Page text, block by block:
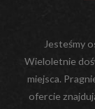
Jesteśmy
Wieloletnie
miejsca.
ofercie